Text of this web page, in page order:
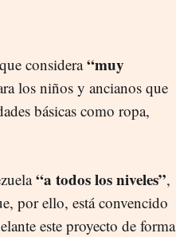
considera“muy
los niños y ancianos que
básicas como ropa,
“a todos los niveles”,
por ello, está convencido
este proyecto de forma